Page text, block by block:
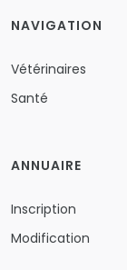
NAVIGATION
Vétérinaires
Santé
ANNUAIRE
Inscription
Modification